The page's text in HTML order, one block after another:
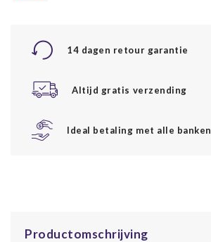
14 dagen retour garantie
Altijd gratis verzending
Ideal betaling met alle banken
Productomschrijving